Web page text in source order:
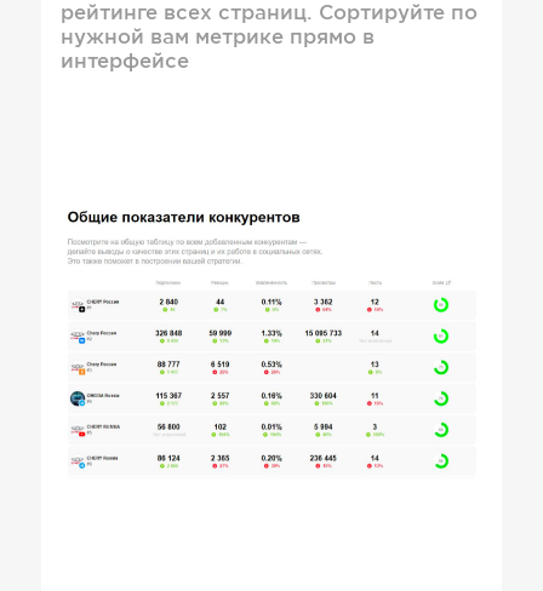
рейтинге всех страниц. Сортируйте по
нужной вам метрике прямо в
интерфейсе